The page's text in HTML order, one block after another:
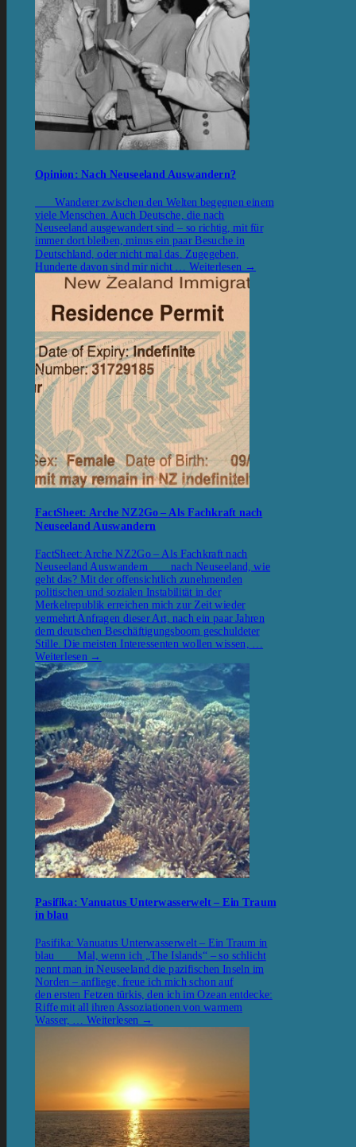
Opinion: Nach Neuseeland Auswandern?
Wanderer zwischen den Welten begegnen einem
viele Menschen. Auch Deutsche, die nach
Neuseeland ausgewandert sind – so richtig, mit für
immer dort bleiben, minus ein paar Besuche in
Deutschland, oder nicht mal das. Zugegeben,
Hunderte davon sind mir nicht …Weiterlesen →
FactSheet: Arche NZ2Go – Als Fachkraft nach
Neuseeland Auswandern
FactSheet: Arche NZ2Go – Als Fachkraft nach
Neuseeland Auswandern nach Neuseeland, wie
geht das? Mit der offensichtlich zunehmenden
politischen und sozialen Instabilität in der
Merkelrepublik erreichen mich zur Zeit wieder
vermehrt Anfragen dieser Art, nach ein paar Jahren
dem deutschen Beschäftigungsboom geschuldeter
Stille. Die meisten Interessenten wollen wissen, …
Weiterlesen →
Pasifika: Vanuatus Unterwasserwelt – Ein Traum
in blau
Pasifika: Vanuatus Unterwasserwelt – Ein Traum in
blau Mal, wenn ich „The Islands“ – so schlicht
nennt man in Neuseeland die pazifischen Inseln im
Norden – anfliege, freue ich mich schon auf
den ersten Fetzen türkis, den ich im Ozean entdecke:
Riffe mit all ihren Assoziationen von warmem
Wasser, … Weiterlesen →